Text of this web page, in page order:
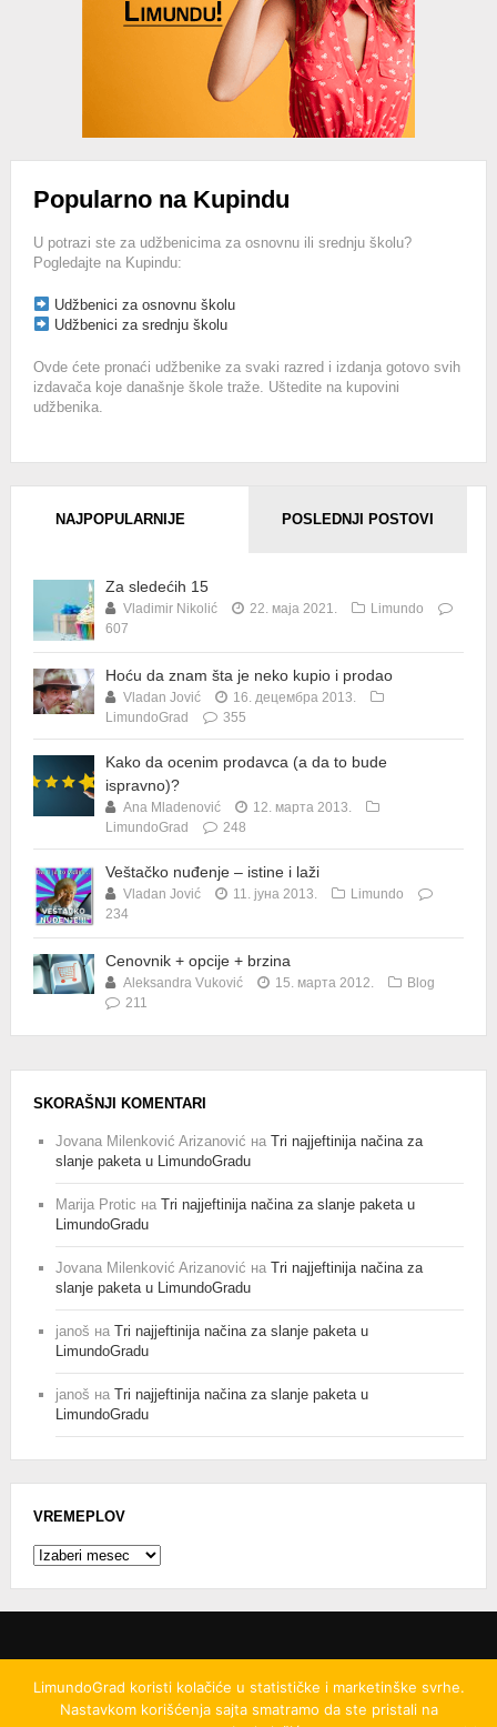
Popularno na Kupindu
U potrazi ste za udžbenicima za osnovnu ili srednju školu?
Pogledajte na Kupindu:
Udžbenici za osnovnu školu
Udžbenici za srednju školu
Ovde ćete pronaći udžbenike za svaki razred i izdanja gotovo svih
izdavača koje današnje škole traže. Uštedite na kupovini
udžbenika.
NAJPOPULARNIJE POSLEDNJI POSTOVI
Za sledećih 15
Vladimir Nikolić 22. маја 2021.
Limundo
607
Hoću da znam šta je neko kupio i prodao
Vladan Jović
16. децембра 2013.
LimundoGrad
355
Kako da ocenim prodavca (a da to bude
ispravno)?
Ana Mladenović
12. марта 2013.
LimundoGrad
248
Veštačko nuđenje – istine i laži
Vladan Jović 11. јуна 2013.
Limundo
234
Cenovnik + opcije + brzina
Aleksandra Vuković 15. марта 2012.
Blog
211
SKORAŠNJI KOMENTARI
Jovana Milenković Arizanović на Tri najjeftinija načina za
slanje paketa u LimundoGradu
Marija Protic на Tri najjeftinija načina za slanje paketa u
LimundoGradu
Jovana Milenković Arizanović на Tri najjeftinija načina za
slanje paketa u LimundoGradu
janoš на Tri najjeftinija načina za slanje paketa u
LimundoGradu
janoš на Tri najjeftinija načina za slanje paketa u
LimundoGradu
VREMEPLOV
Vremeplov
LimundoGrad koristi kolačiće u statističke i marketinške svrhe.
Nastavkom korišćenja sajta smatramo da ste pristali na